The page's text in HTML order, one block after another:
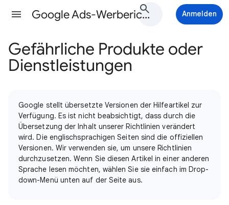
Google Ads-Werberichtlinien-Hilfe Anmelden
Gefährliche Produkte oder
Dienstleistungen
Google stellt übersetzte Versionen der Hilfeartikel zur
Verfügung. Es ist nicht beabsichtigt, dass durch die
Übersetzung der Inhalt unserer Richtlinien verändert
wird. Die englischsprachigen Seiten sind die offiziellen
Versionen. Wir verwenden sie, um unsere Richtlinien
durchzusetzen. Wenn Sie diesen Artikel in einer anderen
Sprache lesen möchten, wählen Sie sie einfach im Drop-
down-Menü unten auf der Seite aus.